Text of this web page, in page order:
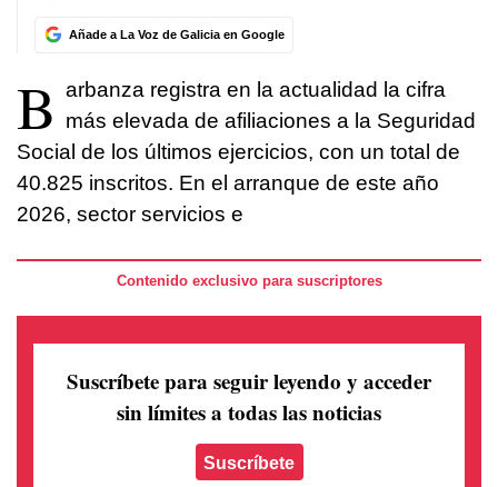
Añade a La Voz de Galicia en Google
B arbanza registra en la actualidad la cifra
más elevada de afiliaciones a la Seguridad
Social de los últimos ejercicios, con un total de
40.825 inscritos. En el arranque de este año
2026, sector servicios e
Contenido exclusivo para suscriptores
Suscríbete para seguir leyendo y acceder
sin límites a todas las noticias
Suscríbete